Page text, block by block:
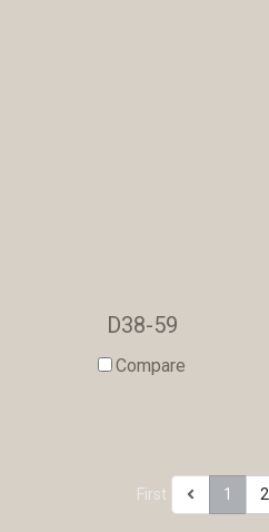
D38-59
Compare
First 1 2